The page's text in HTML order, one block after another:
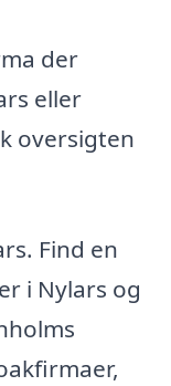
der
eller
oversigten
Find en
i Nylars og